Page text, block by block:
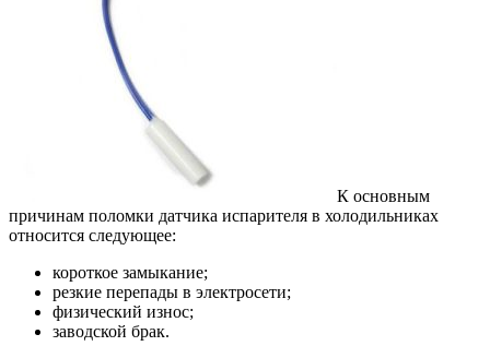
К основным
причинам поломки датчика испарителя в холодильниках
относится следующее:
короткое замыкание;
резкие перепады в электросети;
физический износ;
заводской брак.